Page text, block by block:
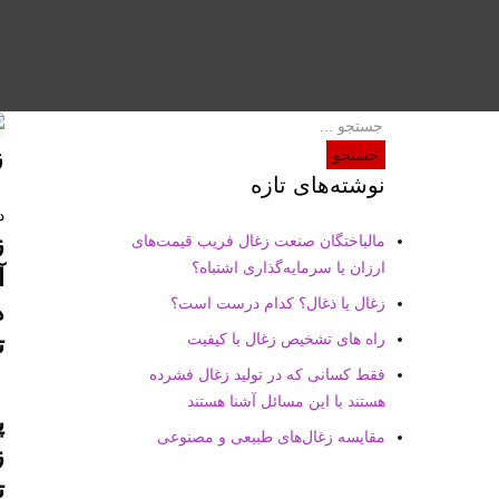
جستجو
نوشته‌های تازه
مالباختگان صنعت زغال فریب قیمت‌های
ارزان یا سرمایه‌گذاری اشتباه؟
زغال یا ذغال؟ کدام درست است؟
راه های تشخیص زغال با کیفیت
فقط کسانی که در تولید زغال فشرده
هستند با این مسائل آشنا هستند
مقایسه زغال‌های طبیعی و مصنوعی